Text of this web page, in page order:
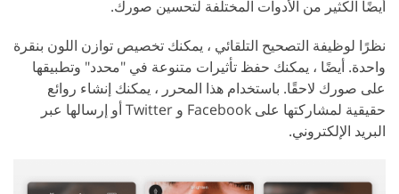
أيضًا الكثير من الأدوات المختلفة لتحسين صورك.
نظرًا لوظيفة التصحيح التلقائي ، يمكنك تخصيص توازن اللون بنقرة
واحدة. أيضًا ، يمكنك حفظ تأثيرات متنوعة في "محدد" وتطبيقها
على صورك لاحقًا. باستخدام هذا المحرر ، يمكنك إنشاء روائع
حقيقية لمشاركتها على Facebook و Twitter أو إرسالها عبر
البريد الإلكتروني.